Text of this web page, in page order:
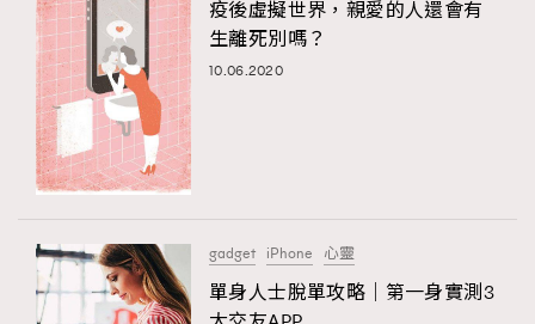
疫後虛擬世界，親愛的人還會有
生離死別嗎？
10.06.2020
gadget iPhone 心靈
單身人士脫單攻略｜第一身實測3